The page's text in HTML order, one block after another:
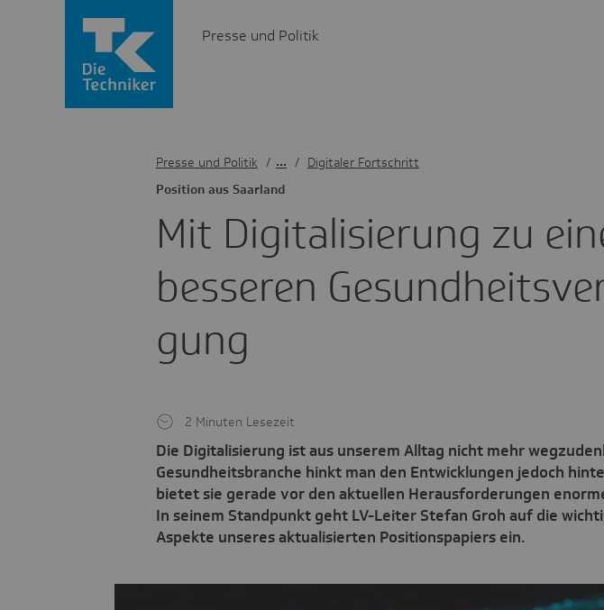
Presse und Politik
Mit Digi­ta­li­sie­rung zu
besseren
gung
Posi­tion aus Saar­land
Die Digitalisierung ist aus unserem Alltag nicht mehr
Gesundheitsbranche hinkt man den Entwicklungen jedoch
bietet sie gerade vor den aktuellen Herausforderungen
In seinem Standpunkt geht LV-Leiter Stefan Groh auf die
Aspekte unseres aktualisierten Positionspapiers ein.
2 Minuten Lesezeit
Presse und Politik / Digitaler Fortschritt